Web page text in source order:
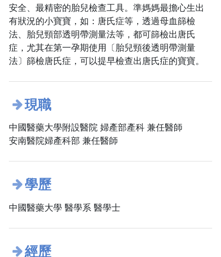
安全、最精密的胎兒檢查工具。準媽媽最擔心生出
有狀況的小寶寶，如：唐氏症等，透過母血篩檢
法、胎兒頸部透明帶測量法等，都可篩檢出唐氏
症，尤其在第一孕期使用〔胎兒頸後透明帶測量
法〕篩檢唐氏症，可以提早檢查出唐氏症的寶寶。
現職
中國醫藥大學附設醫院 婦產部產科 兼任醫師
安南醫院婦產科部 兼任醫師
學歷
中國醫藥大學 醫學系 醫學士
經歷